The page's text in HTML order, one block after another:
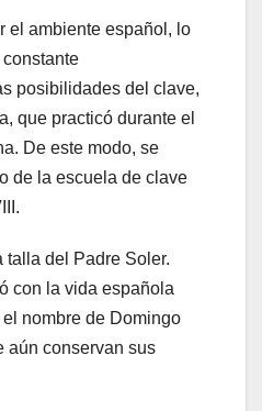
el ambiente español, lo
posibilidades del clave,
que practicó durante el
De este modo, se
de la escuela de clave
talla del Padre Soler.
con la vida española
nombre de Domingo
aún conservan sus